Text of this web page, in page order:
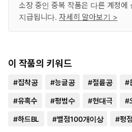
소장 중인 중복 작품은 다른 계정에
지급됩니다. 자세히 알아보기 >
이 작품의 키워드
#집착공 #능글공 #절륜공 #
#유혹수 #평범수 #현대극 #
#하드BL #별점100개이상 #평